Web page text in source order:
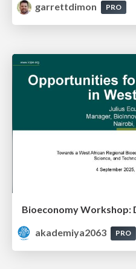
garrettdimon
PRO
akademiya2063
PRO